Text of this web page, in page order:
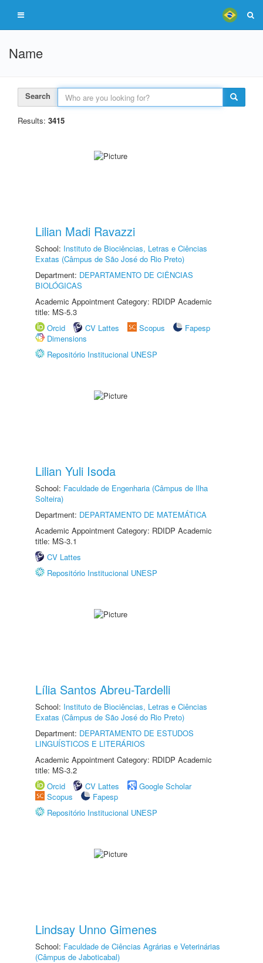
Name
Search
Results: 3415
Lilian Madi Ravazzi
School: Instituto de Biociências, Letras e Ciências
Exatas (Câmpus de São José do Rio Preto)
Department: DEPARTAMENTO DE CIÊNCIAS
BIOLÓGICAS
Academic Appointment Category: RDIDP Academic
title: MS-5.3
Orcid
CV Lattes Scopus
Fapesp
Dimensions
Repositório Institucional UNESP
Lilian Yuli Isoda
School: Faculdade de Engenharia (Câmpus de Ilha
Solteira)
Department: DEPARTAMENTO DE MATEMÁTICA
Academic Appointment Category: RDIDP Academic
title: MS-3.1
CV Lattes
Repositório Institucional UNESP
Lília Santos Abreu-Tardelli
School: Instituto de Biociências, Letras e Ciências
Exatas (Câmpus de São José do Rio Preto)
Department: DEPARTAMENTO DE ESTUDOS
LINGUÍSTICOS E LITERÁRIOS
Academic Appointment Category: RDIDP Academic
title: MS-3.2
Orcid
CV Lattes
Google Scholar
Scopus
Fapesp
Repositório Institucional UNESP
Lindsay Unno Gimenes
School: Faculdade de Ciências Agrárias e Veterinárias
(Câmpus de Jaboticabal)